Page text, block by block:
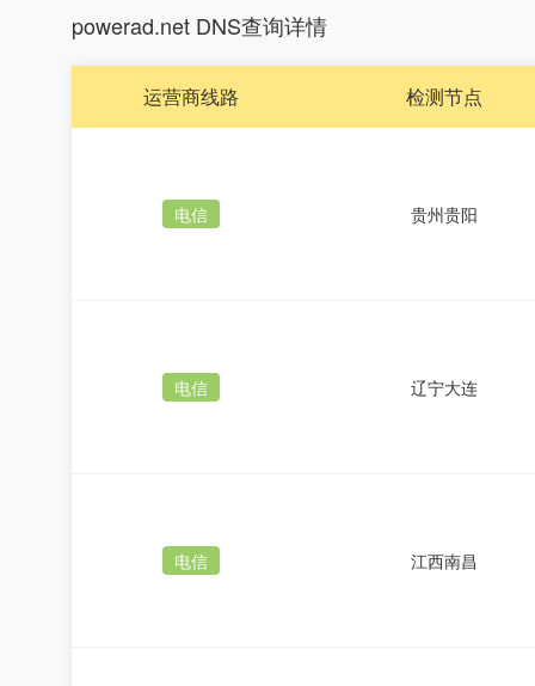
powerad.net DNS查询详情
运营商线路 检测节点
电信 贵州贵阳
电信 辽宁大连
电信 江西南昌